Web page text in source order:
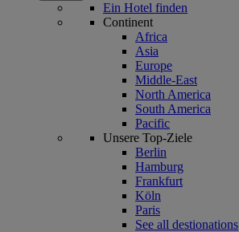
Ein Hotel finden
Continent
Africa
Asia
Europe
Middle-East
North America
South America
Pacific
Unsere Top-Ziele
Berlin
Hamburg
Frankfurt
Köln
Paris
See all destionations